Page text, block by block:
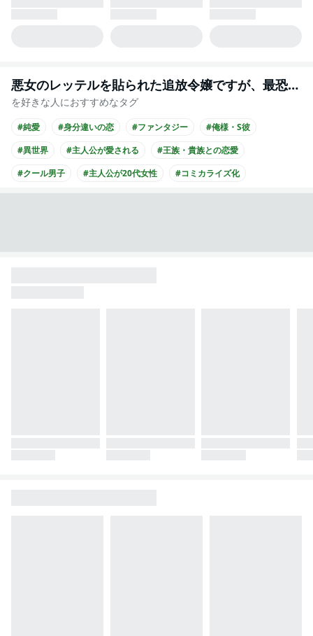
悪女のレッテルを貼られた追放令嬢ですが、最恐陛下の溺愛に捕まりました
を好きな人におすすめなタグ
#純愛 #身分違いの恋 #ファンタジー
#俺様・S彼
#異世界
#主人公が愛される
#王族・貴族との恋愛
#クール男子
#主人公が20代女性 #コミカライズ化